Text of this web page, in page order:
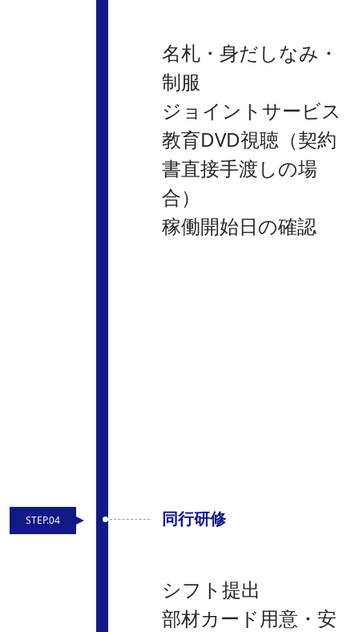
名札・身だしなみ・
制服
ジョイントサービス
教育DVD視聴（契約
書直接手渡しの場
合）
稼働開始日の確認
STEP.04 同行研修
シフト提出
部材カード用意・安